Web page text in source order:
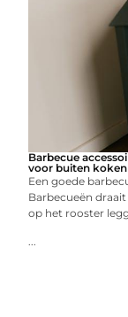
Barbecue
voor buiten koken
Een goede
Barbecueën
op het rooster
...